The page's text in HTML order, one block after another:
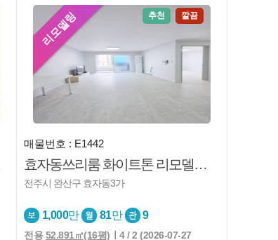
리모델링 추천 깔끔
매물번호 : E1442
효자동쓰리룸 화이트톤 리모델링 풀옵션 채광굿 즉시입주
전주시 완산구 효자동3가
1,000만 81만 9
전용52.891㎡(16평) ㅣ4 / 2 (2026-07-27